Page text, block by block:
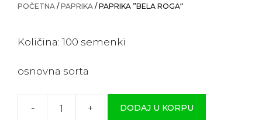
POČETNA /PAPRIKA / PAPRIKA ”BELA ROGA“
Količina: 100 semenki
osnovna sorta
-
Paprika
+ DODAJ U KORPU